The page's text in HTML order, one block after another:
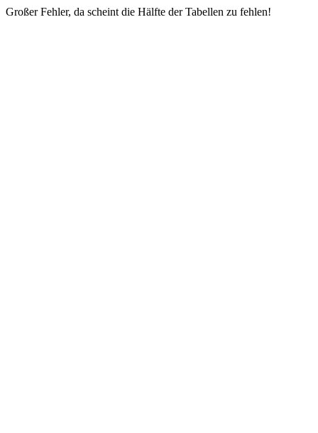
Großer Fehler, da scheint die Hälfte der Tabellen zu fehlen!